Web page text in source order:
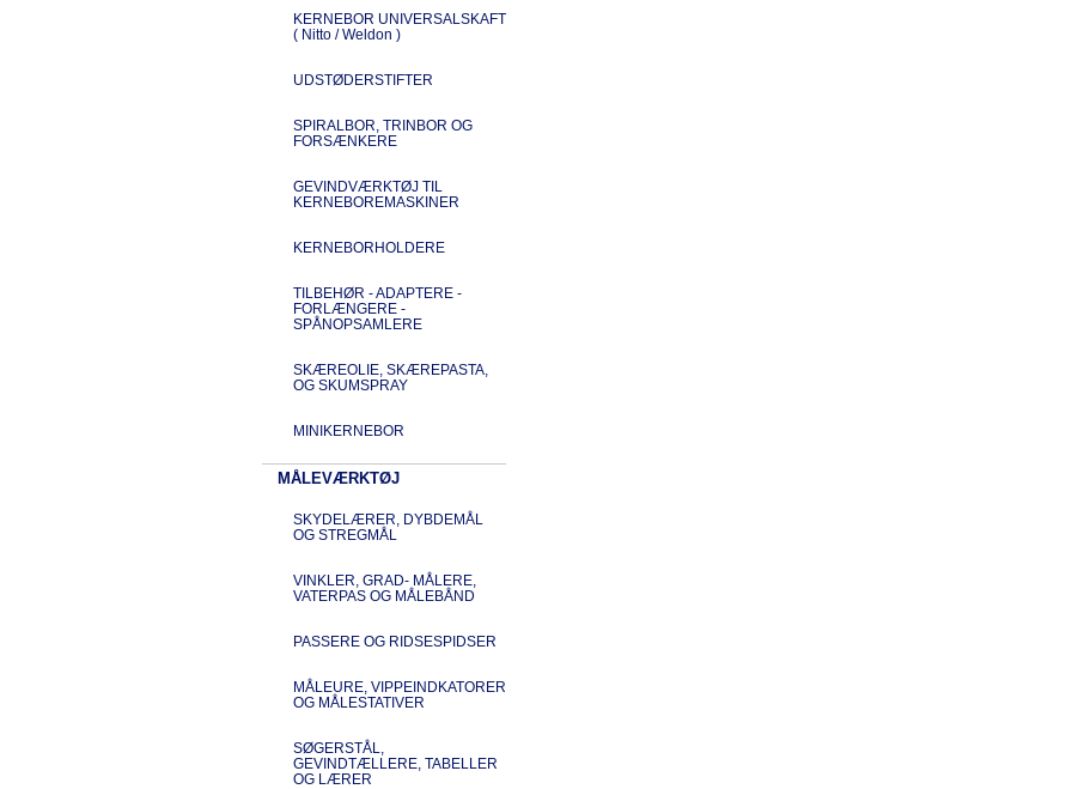
KERNEBOR UNIVERSALSKAFT
( Nitto / Weldon )
UDSTØDERSTIFTER
SPIRALBOR, TRINBOR OG
FORSÆNKERE
GEVINDVÆRKTØJ TIL
KERNEBOREMASKINER
KERNEBORHOLDERE
TILBEHØR - ADAPTERE -
FORLÆNGERE -
SPÅNOPSAMLERE
SKÆREOLIE, SKÆREPASTA,
OG SKUMSPRAY
MINIKERNEBOR
MÅLEVÆRKTØJ
SKYDELÆRER, DYBDEMÅL
OG STREGMÅL
VINKLER, GRAD- MÅLERE,
VATERPAS OG MÅLEBÅND
PASSERE OG RIDSESPIDSER
MÅLEURE, VIPPEINDKATORER
OG MÅLESTATIVER
SØGERSTÅL,
GEVINDTÆLLERE, TABELLER
OG LÆRER